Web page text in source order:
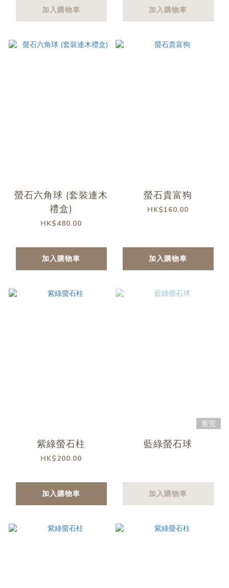
加入購物車 加入購物車
螢石六角球 (套裝連木
禮盒)
HK$480.00
加入購物車
螢石貴富狗
HK$160.00
加入購物車
紫綠螢石柱
HK$200.00
加入購物車
售完
藍綠螢石球
加入購物車